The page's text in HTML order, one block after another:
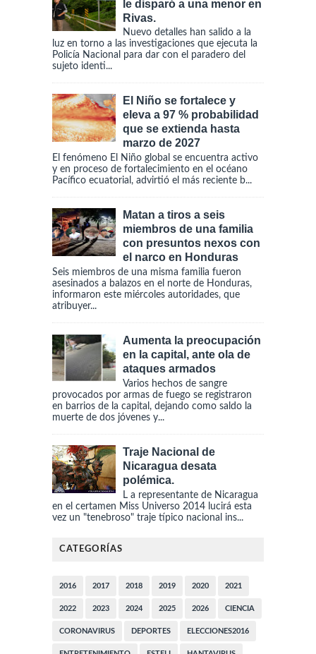
le disparó a una menor en
Rivas.
Nuevo detalles han salido a la
luz en torno a las investigaciones que ejecuta la
Policía Nacional para dar con el paradero del
sujeto identi...
El Niño se fortalece y
eleva a 97 % probabilidad
que se extienda hasta
marzo de 2027
El fenómeno El Niño global se encuentra activo
y en proceso de fortalecimiento en el océano
Pacífico ecuatorial, advirtió el más reciente b...
Matan a tiros a seis
miembros de una familia
con presuntos nexos con
el narco en Honduras
Seis miembros de una misma familia fueron
asesinados a balazos en el norte de Honduras,
informaron este miércoles autoridades, que
atribuyer...
Aumenta la preocupación
en la capital, ante ola de
ataques armados
Varios hechos de sangre
provocados por armas de fuego se registraron
en barrios de la capital, dejando como saldo la
muerte de dos jóvenes y...
Traje Nacional de
Nicaragua desata
polémica.
L a representante de Nicaragua
en el certamen Miss Universo 2014 lucirá esta
vez un "tenebroso" traje típico nacional ins...
CATEGORÍAS
2016 2017 2018 2019 2020 2021
2022 2023 2024 2025 2026 CIENCIA
CORONAVIRUS DEPORTES ELECCIONES2016